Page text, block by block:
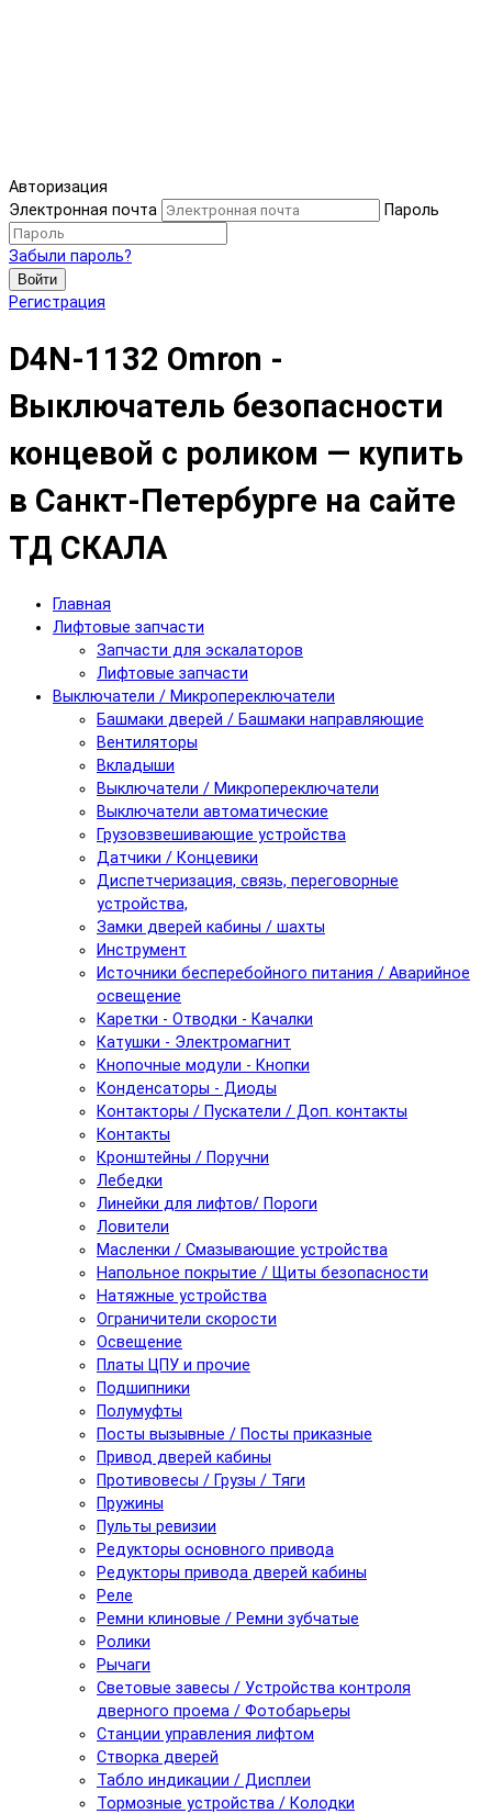
Авторизация
Электронная почта
Пароль
Забыли пароль?
Войти
Регистрация
D4N-1132 Omron -
Выключатель безопасности
концевой с роликом — купить
в Санкт-Петербурге на сайте
ТД СКАЛА
Главная
Лифтовые запчасти
Запчасти для эскалаторов
Лифтовые запчасти
Выключатели / Микропереключатели
Башмаки дверей / Башмаки направляющие
Вентиляторы
Вкладыши
Выключатели / Микропереключатели
Выключатели автоматические
Грузовзвешивающие устройства
Датчики / Концевики
Диспетчеризация, связь, переговорные
устройства,
Замки дверей кабины / шахты
Инструмент
Источники бесперебойного питания / Аварийное
освещение
Каретки - Отводки - Качалки
Катушки - Электромагнит
Кнопочные модули - Кнопки
Конденсаторы - Диоды
Контакторы / Пускатели / Доп. контакты
Контакты
Кронштейны / Поручни
Лебедки
Линейки для лифтов/ Пороги
Ловители
Масленки / Смазывающие устройства
Напольное покрытие / Щиты безопасности
Натяжные устройства
Ограничители скорости
Освещение
Платы ЦПУ и прочие
Подшипники
Полумуфты
Посты вызывные / Посты приказные
Привод дверей кабины
Противовесы / Грузы / Тяги
Пружины
Пульты ревизии
Редукторы основного привода
Редукторы привода дверей кабины
Реле
Ремни клиновые / Ремни зубчатые
Ролики
Рычаги
Световые завесы / Устройства контроля
дверного проема / Фотобарьеры
Станции управления лифтом
Створка дверей
Табло индикации / Дисплеи
Тормозные устройства / Колодки